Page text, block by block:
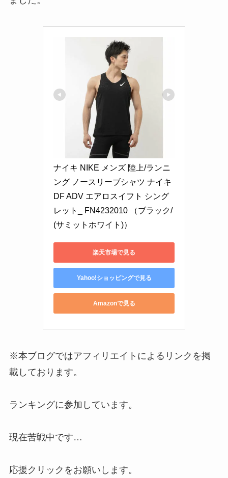
ナイキ NIKE メンズ 陸上/ランニ
ング ノースリーブシャツ ナイキ
DF ADV エアロスイフト シング
レット_ FN4232010 （ブラック/
(サミットホワイト)）
楽天市場で見る
Yahoo!ショッピングで見る
Amazonで見る
※本ブログではアフィリエイトによるリンクを掲
載しております。
ランキングに参加しています。
現在苦戦中です…
応援クリックをお願いします。